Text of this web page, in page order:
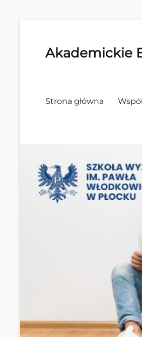
Akademickie
Primary
Strona główna